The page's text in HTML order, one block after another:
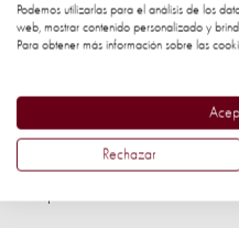
Los casos de rabia aún son
Puno, nos explicó que a sus
pequeños qué hacer si
que a ella le mordió uno
Podemos utilizarlas para el análisis de los
web, mostrar contenido personalizado y
Para obtener más información sobre las
Rechazar